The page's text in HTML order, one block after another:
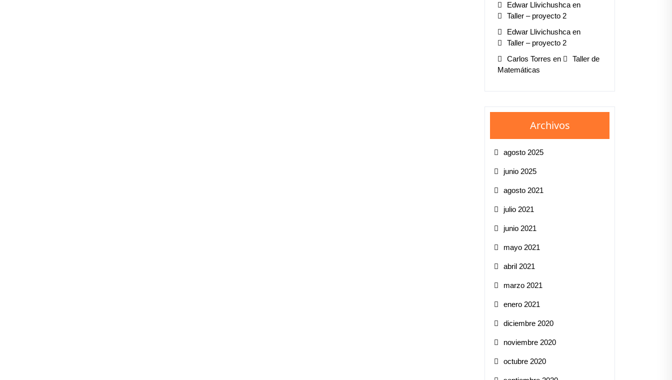
Edwar Llivichushca en
Taller – proyecto 2
Edwar Llivichushca en
Taller – proyecto 2
Carlos Torres en
Taller de
Matemáticas
Archivos
agosto 2025
junio 2025
agosto 2021
julio 2021
junio 2021
mayo 2021
abril 2021
marzo 2021
enero 2021
diciembre 2020
noviembre 2020
octubre 2020